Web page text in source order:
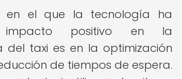
en el que la tecnología ha
positivo en la
del taxi es en la optimización
de tiempos de espera.